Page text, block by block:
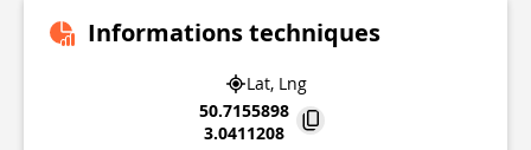
Informations techniques
Lat, Lng
50.7155898
3.0411208